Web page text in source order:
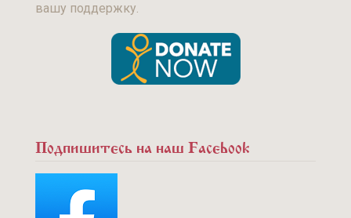
вашу поддержку.
Подпишитесь на наш Facebook